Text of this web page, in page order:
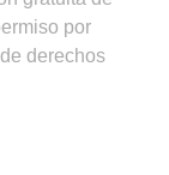
por
derechos